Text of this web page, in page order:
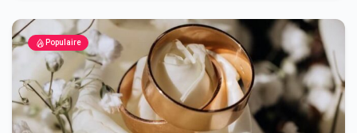
Populaire